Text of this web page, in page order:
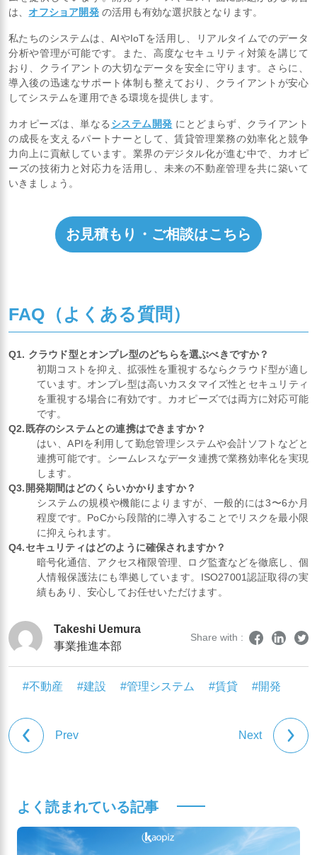
は、オフショア開発の活用も有効な選択肢となります。
私たちのシステムは、AIやIoTを活用し、リアルタイムでのデータ
分析や管理が可能です。また、高度なセキュリティ対策を講じて
おり、クライアントの大切なデータを安全に守ります。さらに、
導入後の迅速なサポート体制も整えており、クライアントが安心
してシステムを運用できる環境を提供します。
カオピーズは、単なる システム開発 にとどまらず、クライアント
の成長を支えるパートナーとして、賃貸管理業務の効率化と競争
力向上に貢献しています。業界のデジタル化が進む中で、カオピ
ーズの技術力と対応力を活用し、未来の不動産管理を共に築いて
いきましょう。
お見積もり・ご相談はこちら
FAQ（よくある質問）
Q1. クラウド型とオンプレ型のどちらを選ぶべきですか？
初期コストを抑え、拡張性を重視するならクラウド型が適し
ています。オンプレ型は高いカスタマイズ性とセキュリティ
を重視する場合に有効です。カオピーズでは両方に対応可能
です。
Q2.既存のシステムとの連携はできますか？
はい、APIを利用して勤怠管理システムや会計ソフトなどと
連携可能です。シームレスなデータ連携で業務効率化を実現
します。
Q3.開発期間はどのくらいかかりますか？
システムの規模や機能によりますが、一般的には3〜6か月
程度です。PoCから段階的に導入することでリスクを最小限
に抑えられます。
Q4.セキュリティはどのように確保されますか？
暗号化通信、アクセス権限管理、ログ監査などを徹底し、個
人情報保護法にも準拠しています。ISO27001認証取得の実
績もあり、安心してお任せいただけます。
Takeshi Uemura
事業推進本部
Share with :
#不動産 #建設 #管理システム #賃貸 #開発
Prev Next
よく読まれている記事